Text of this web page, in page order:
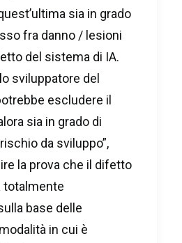
sia in grado
fra danno / lesioni
del sistema di IA.
sviluppatore del
escludere il
sia in grado di
da sviluppo”,
la prova che il difetto
totalmente
base delle
in cui è